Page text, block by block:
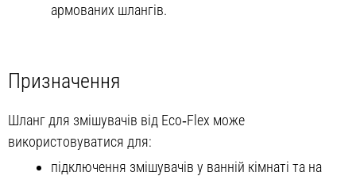
армованих шлангів.
Призначення
Шланг для змішувачів від Eco‑Flex може
використовуватися для:
підключення змішувачів у ванній кімнаті та на